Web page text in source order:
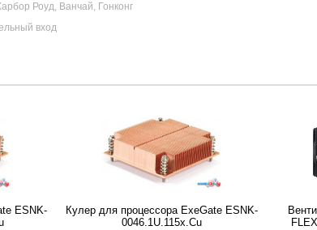
Роуд, Ванчай, Гонконг
вход
ESNK-
Кулер для процессора ExeGate ESNK-
0046.1U.115x.Cu